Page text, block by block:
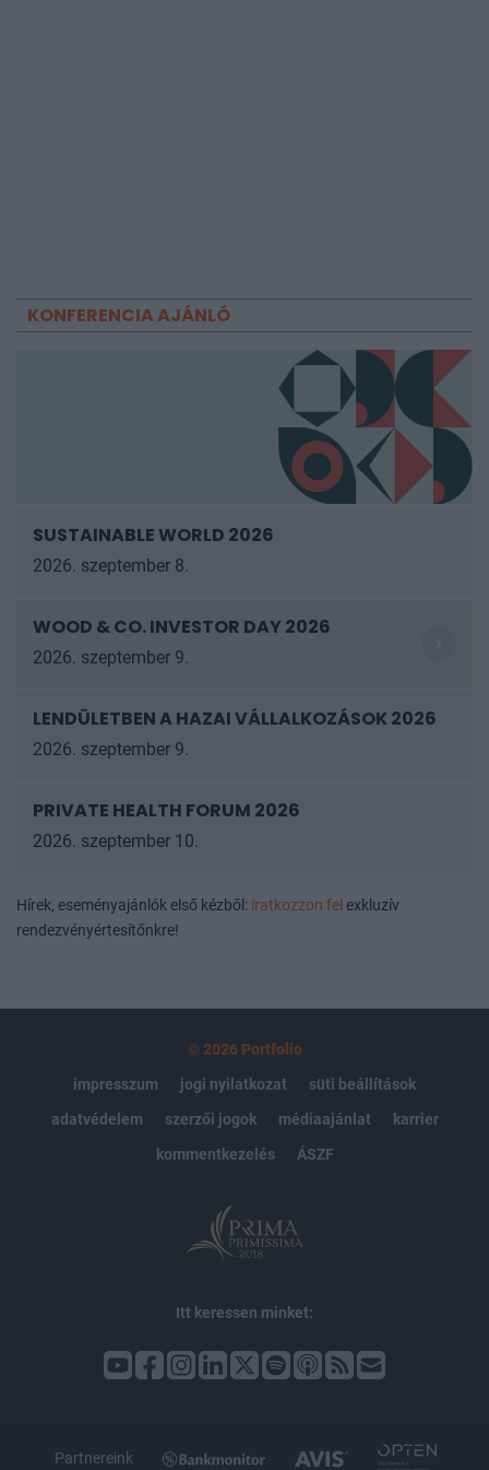
KONFERENCIA AJÁNLÓ
SUSTAINABLE WORLD 2026
2026. szeptember 8.
WOOD & CO. INVESTOR DAY 2026
2026. szeptember 9.
LENDÜLETBEN A HAZAI VÁLLALKOZÁSOK
2026
PRIVATE HEALTH FORUM 2026
Hírek, eseményajánlók első kézből: